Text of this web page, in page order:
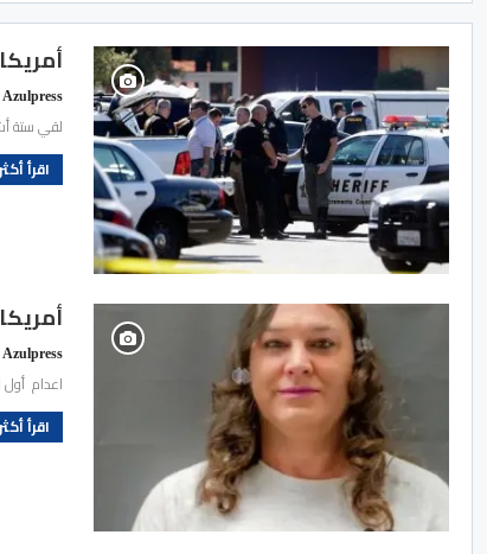
أمريكا: مقتل 6 أشخاص
Azulpress
لقي ستة
اقرأ
Azulpress
اعدام أول
اقرأ